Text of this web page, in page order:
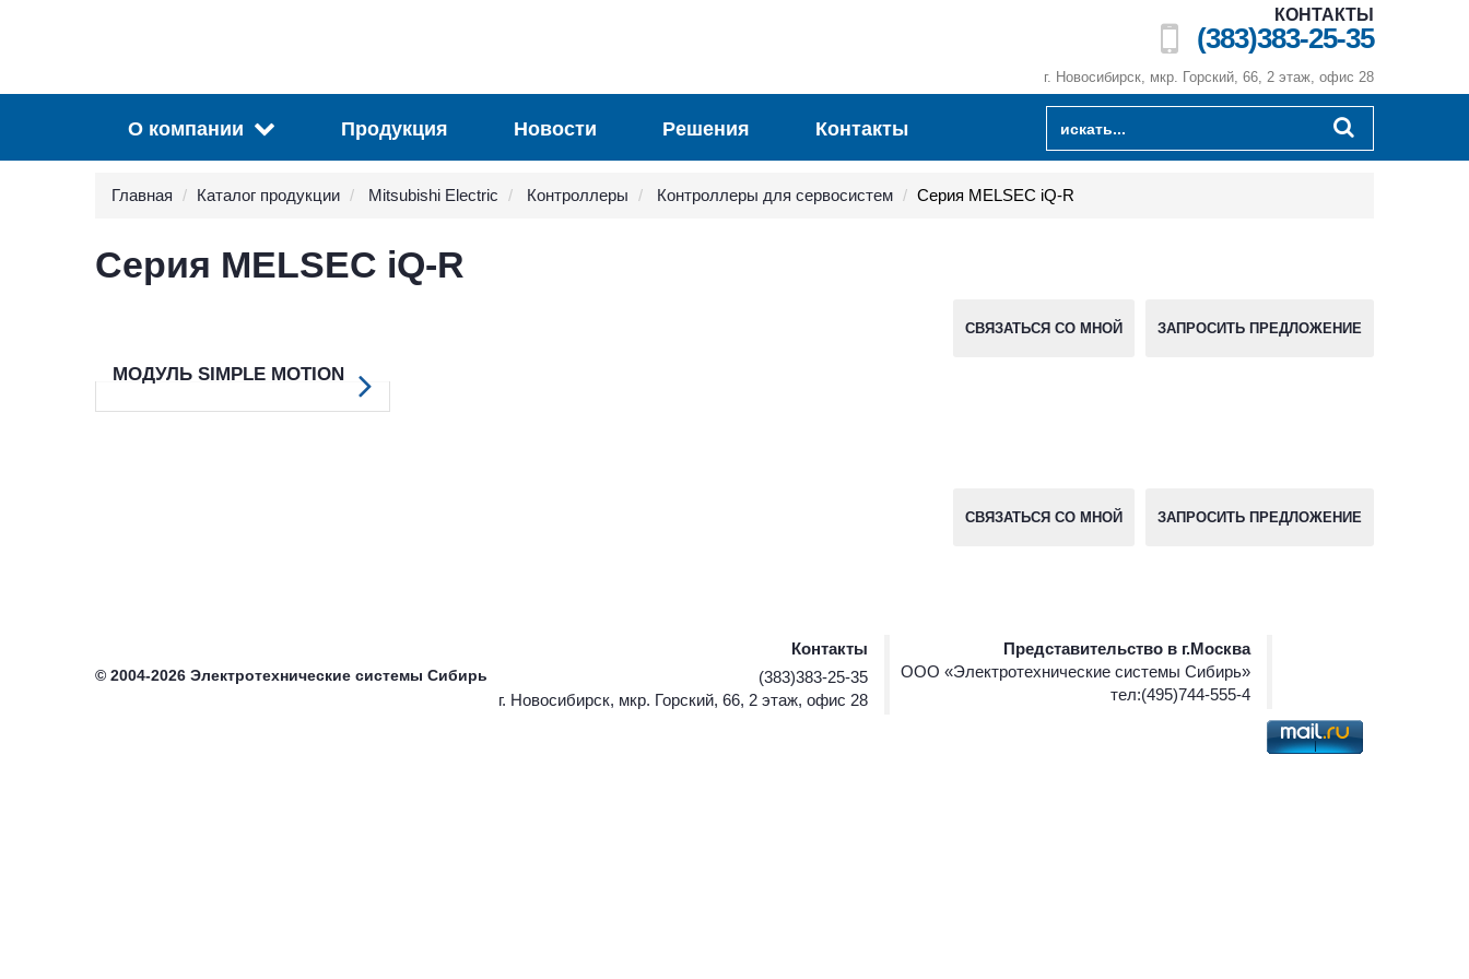
КОНТАКТЫ
(383)383-25-35
г. Новосибирск, мкр. Горский, 66, 2 этаж, офис 28
О компании Продукция Новости Решения Контакты
Главная Каталог продукции Mitsubishi Electric Контроллеры Контроллеры для сервосистем Серия MELSEC iQ-R
Серия MELSEC iQ-R
ЗАПРОСИТЬ ПРЕДЛОЖЕНИЕ
СВЯЗАТЬСЯ СО МНОЙ
МОДУЛЬ SIMPLE MOTION
ЗАПРОСИТЬ ПРЕДЛОЖЕНИЕ
СВЯЗАТЬСЯ СО МНОЙ
© 2004-2026 Электротехнические системы Сибирь
Контакты
(383)383-25-35
г. Новосибирск, мкр. Горский, 66, 2 этаж, офис 28
Представительство в г.Москва
ООО «Электротехнические системы Сибирь»
тел:(495)744-555-4